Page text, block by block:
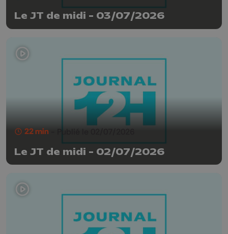
Le JT de midi - 03/07/2026
22 min
Le JT de midi - 02/07/2026